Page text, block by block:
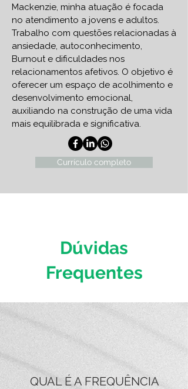
Mackenzie, minha atuação é focada
no atendimento a jovens e adultos.
Trabalho com questões relacionadas à
ansiedade, autoconhecimento,
Burnout e dificuldades nos
relacionamentos afetivos. O objetivo é
oferecer um espaço de acolhimento e
desenvolvimento emocional,
auxiliando na construção de uma vida
mais equilibrada e significativa.
Currículo completo
Dúvidas
Frequentes
QUAL É A FREQUÊNCIA